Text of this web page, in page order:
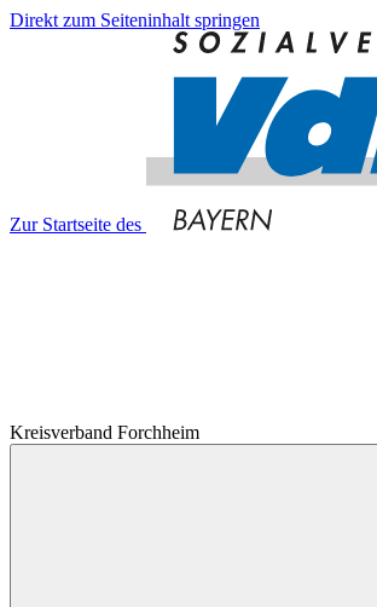
Direkt zum Seiteninhalt springen
Zur Startseite des
Kreisverband Forchheim